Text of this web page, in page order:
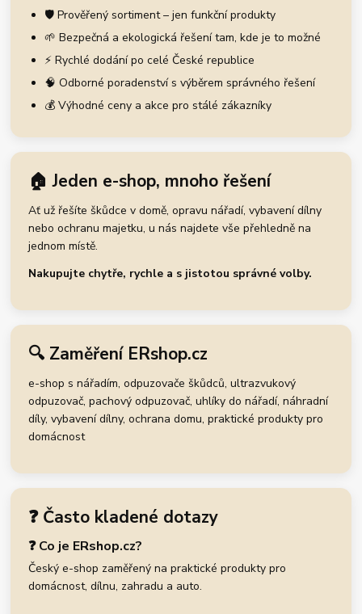
🛡️ Prověřený sortiment – jen funkční produkty
🌱 Bezpečná a ekologická řešení tam, kde je to možné
⚡ Rychlé dodání po celé České republice
🧠 Odborné poradenství s výběrem správného řešení
💰 Výhodné ceny a akce pro stálé zákazníky
🏠 Jeden e-shop, mnoho řešení
Ať už řešíte škůdce v domě, opravu nářadí, vybavení dílny
nebo ochranu majetku, u nás najdete vše přehledně na
jednom místě.
Nakupujte chytře, rychle a s jistotou správné volby.
🔍 Zaměření ERshop.cz
e-shop s nářadím, odpuzovače škůdců, ultrazvukový
odpuzovač, pachový odpuzovač, uhlíky do nářadí, náhradní
díly, vybavení dílny, ochrana domu, praktické produkty pro
domácnost
❓ Často kladené dotazy
❓ Co je ERshop.cz?
Český e-shop zaměřený na praktické produkty pro
domácnost, dílnu, zahradu a auto.